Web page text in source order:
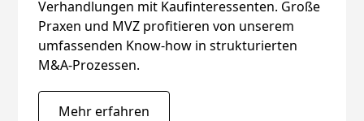
Verhandlungen mit Kaufinteressenten. Große
Praxen und MVZ profitieren von unserem
umfassenden Know-how in strukturierten
M&A-Prozessen.
Mehr erfahren